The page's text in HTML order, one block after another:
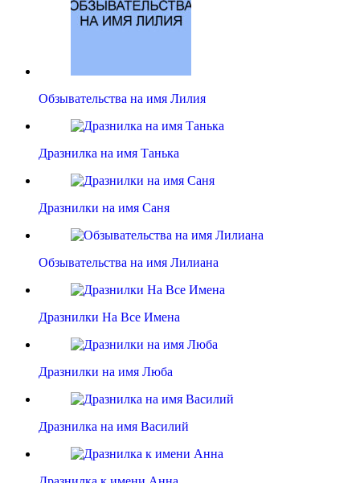
Обзывательства на имя Лилия
Дразнилка на имя Танька
Дразнилки на имя Саня
Обзывательства на имя Лилиана
Дразнилки На Все Имена
Дразнилки на имя Люба
Дразнилка на имя Василий